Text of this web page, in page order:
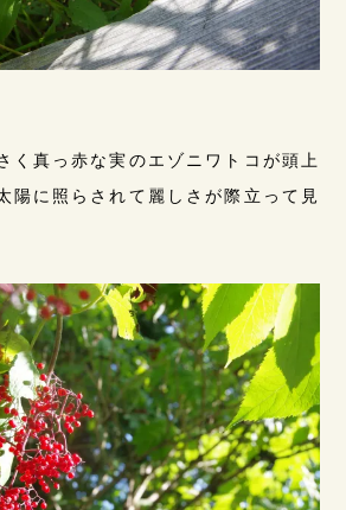
く真っ赤な実のエゾニワトコが頭上
陽に照らされて麗しさが際立って見